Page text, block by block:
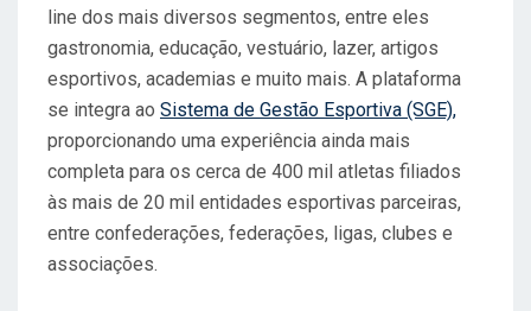
line dos mais diversos segmentos, entre eles
gastronomia, educação, vestuário, lazer, artigos
esportivos, academias e muito mais. A plataforma
se integra ao Sistema de Gestão Esportiva (SGE),
proporcionando uma experiência ainda mais
completa para os cerca de 400 mil atletas filiados
às mais de 20 mil entidades esportivas parceiras,
entre confederações, federações, ligas, clubes e
associações.